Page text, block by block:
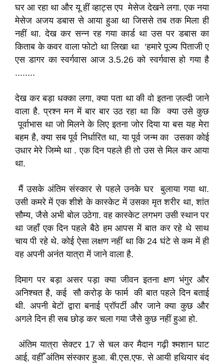
घर आ रहा था और यू हीं व्हाट्स एप मेसेज देखने लगा. एक नया
मेसेज अजय डबास से आया हुआ था जिससे तब तक मिला ही
नहीं था. देख कर सन्न रह गया कार्ड था उस पर डबास का
किताब के कवर वाला फोटो था लिखा था ‘हमारे पूज्य पिताजी ए
एस डागर का स्वर्गवास आज 3.5.26 को स्वर्गवास हो गया है
........
देख कर बड़ा धक्का लगा, क्या पता था की वो इतना ज़ल्दी जाने
वाला है. प्रश्न मन में बार बार उठ रहा था कि क्या उसे कुछ
पूर्वाभास था जो मिलने के लिए इतना जोर दिया या बस यह मेरा
बहम है, क्या सब पूर्व निर्धारित था, या पूर्व जन्म का उसका कोई
उधार मेरे जिम्मे था . एक दिन पहले ही तो उस से मिल कर आया
था.
मैं उसके अंतिम संस्कार से पहले उनके घर बुलाया गया था.
उसी कमरे में एक शीशे के कास्केट में उसका मृत शरीर था, शांत
सौम्य, जैसे अभी बोल उठेगा. वह कास्केट लगभग उसी स्थान पर
था जहाँ एक दिन पहले बैठे हम आपस में बात कर रहे थे साथ
चाय पी रहे थे. कोई ऐसा लक्षण नहीं था कि 24 घंटे से कम में ही
वह अपनी अनंत यात्रा में जाने वाला है.
दिमाग पर बड़ा असर पड़ा क्या जीवन इतना क्षण भंगुर और
अनिश्चत है, कई सौ करोड़ के फार्म की बात पहले दिन बताई
थी. अपनी बेटों द्वारा बनाई प्रॉपर्टी और जाने क्या कुछ और
अगले दिन ही सब छोड़ कर चला गया जैसे कुछ नहीं हुआ हो.
अंतिम यात्रा सेक्टर 17 से चल कर मैदान गढ़ी श्मशान घाट
आई, वहीँ अंतिम संस्कार हुआ. बी.एस.एफ. से आयी हथियार बंद